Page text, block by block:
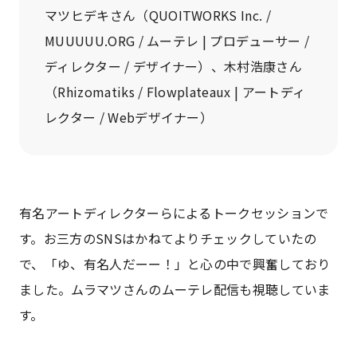
マツヒデキさん（QUOITWORKS Inc. /
MUUUUU.ORG / ムーテレ | プロデューサー /
ディレクター / デザイナー）、木村浩康さん
（Rhizomatiks / Flowplateaux | アートディ
レクター / Webデザイナー）
有名アートディレクターらによるトークセッションで
す。お三方のSNSはかねてよりチェックしていたの
で、「ゆ、有名人だーー！」と心の中で興奮しており
ました。ムラマツさんのムーテレ配信も視聴していま
す。